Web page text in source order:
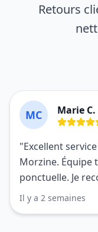
Retours
MC Marie C.
"Excellent
Morzine. Équipe
ponctuelle. Je
Il y a 2 semaines